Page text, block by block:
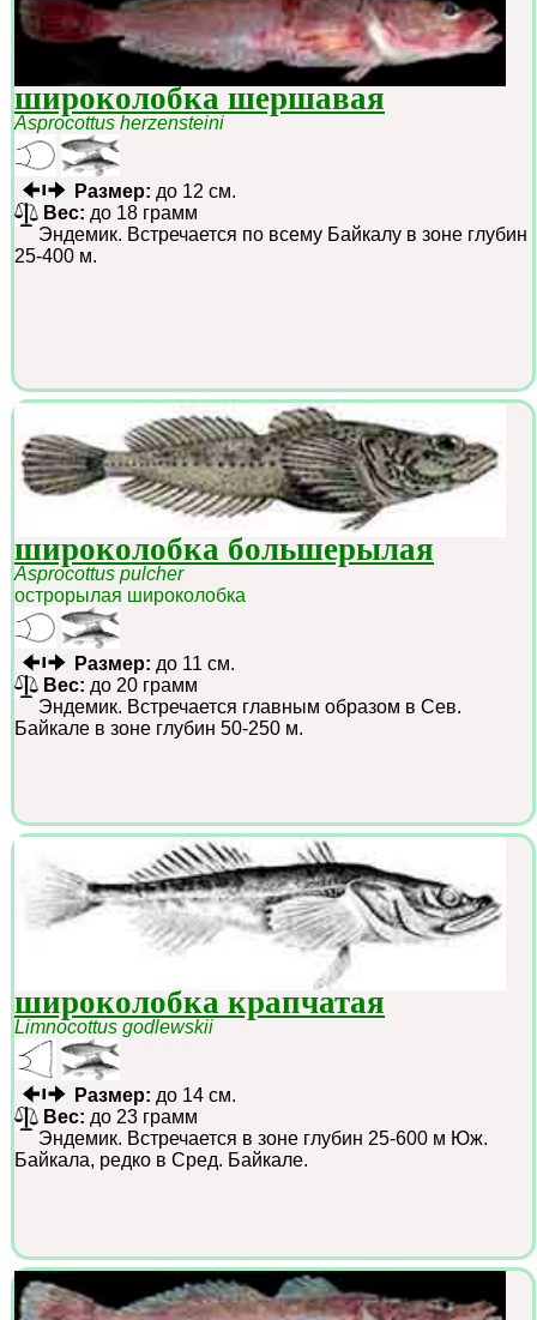
широколобка шершавая
Asprocottus herzensteini
Размер: до 12 см.
Вес: до 18 грамм
Эндемик. Встречается по всему Байкалу в зоне глубин
25-400 м.
широколобка большерылая
Asprocottus pulcher
острорылая широколобка
Размер: до 11 см.
Вес: до 20 грамм
Эндемик. Встречается главным образом в Сев.
Байкале в зоне глубин 50-250 м.
широколобка крапчатая
Limnocottus godlewskii
Размер: до 14 см.
Вес: до 23 грамм
Эндемик. Встречается в зоне глубин 25-600 м Юж.
Байкала, редко в Сред. Байкале.